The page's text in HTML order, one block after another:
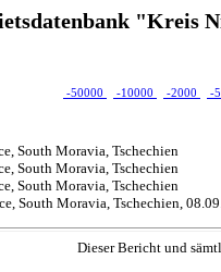
"Kreis
-50000 -10000 -2000 -
South Moravia, Tschechien
South Moravia, Tschechien
South Moravia, Tschechien
South Moravia, Tschechien,
Dieser Bericht und